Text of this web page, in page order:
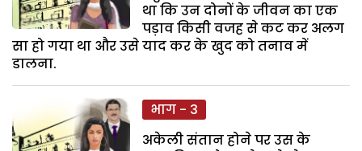
था कि उन दोनों के जीवन का एक
पड़ाव किसी वजह से कट कर अलग
सा हो गया था और उसे याद कर के खुद को तनाव में
डालना.
भाग - 3
अकेली संतान होने पर उस के